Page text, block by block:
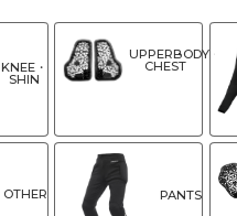
KNEE・
SHIN
UPPERBODY・
CHEST
OTHER PANTS